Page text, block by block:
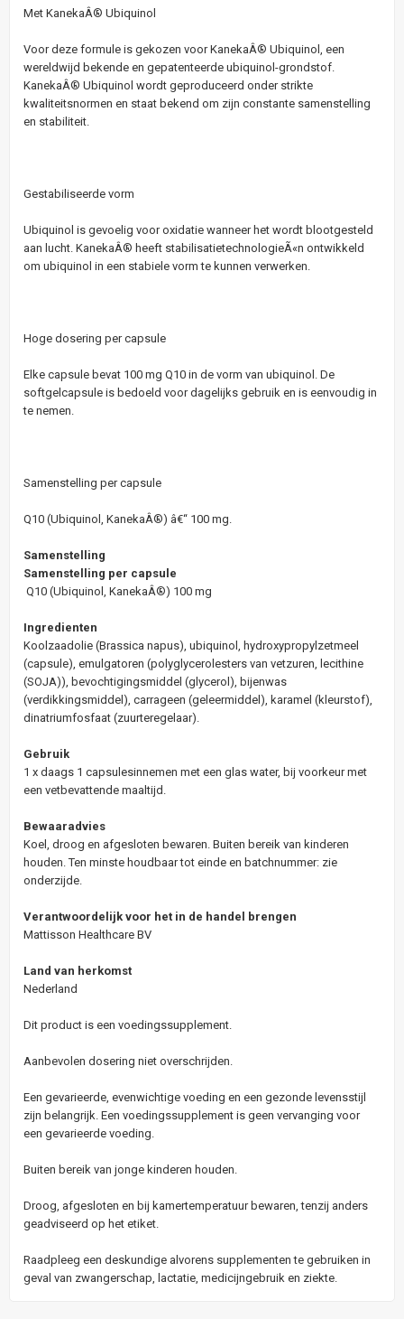
Met KanekaÂ® Ubiquinol
Voor deze formule is gekozen voor KanekaÂ® Ubiquinol, een
wereldwijd bekende en gepatenteerde ubiquinol-grondstof.
KanekaÂ® Ubiquinol wordt geproduceerd onder strikte
kwaliteitsnormen en staat bekend om zijn constante samenstelling
en stabiliteit.
Gestabiliseerde vorm
Ubiquinol is gevoelig voor oxidatie wanneer het wordt blootgesteld
aan lucht. KanekaÂ® heeft stabilisatietechnologieÃ«n ontwikkeld
om ubiquinol in een stabiele vorm te kunnen verwerken.
Hoge dosering per capsule
Elke capsule bevat 100 mg Q10 in de vorm van ubiquinol. De
softgelcapsule is bedoeld voor dagelijks gebruik en is eenvoudig in
te nemen.
Samenstelling per capsule
Q10 (Ubiquinol, KanekaÂ®) â€“ 100 mg.
Samenstelling
Samenstelling per capsule
Q10 (Ubiquinol, KanekaÂ®) 100 mg
Ingredienten
Koolzaadolie (Brassica napus), ubiquinol, hydroxypropylzetmeel
(capsule), emulgatoren (polyglycerolesters van vetzuren, lecithine
(SOJA)), bevochtigingsmiddel (glycerol), bijenwas
(verdikkingsmiddel), carrageen (geleermiddel), karamel (kleurstof),
dinatriumfosfaat (zuurteregelaar).
Gebruik
1 x daags 1 capsulesinnemen met een glas water, bij voorkeur met
een vetbevattende maaltijd.
Bewaaradvies
Koel, droog en afgesloten bewaren. Buiten bereik van kinderen
houden. Ten minste houdbaar tot einde en batchnummer: zie
onderzijde.
Verantwoordelijk voor het in de handel brengen
Mattisson Healthcare BV
Land van herkomst
Nederland
Dit product is een voedingssupplement.
Aanbevolen dosering niet overschrijden.
Een gevarieerde, evenwichtige voeding en een gezonde levensstijl
zijn belangrijk. Een voedingssupplement is geen vervanging voor
een gevarieerde voeding.
Buiten bereik van jonge kinderen houden.
Droog, afgesloten en bij kamertemperatuur bewaren, tenzij anders
geadviseerd op het etiket.
Raadpleeg een deskundige alvorens supplementen te gebruiken in
geval van zwangerschap, lactatie, medicijngebruik en ziekte.